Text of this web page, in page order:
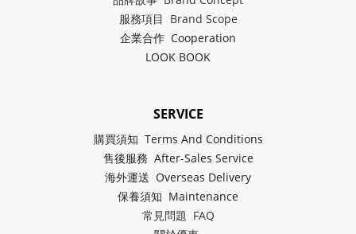
服務項目 Brand Scope
企業合作 Cooperation
LOOK BOOK
SERVICE
購買須知 Terms And Conditions
售後服務 After-Sales Service
海外運送 Overseas Delivery
保養須知 Maintenance
常見問題 FAQ